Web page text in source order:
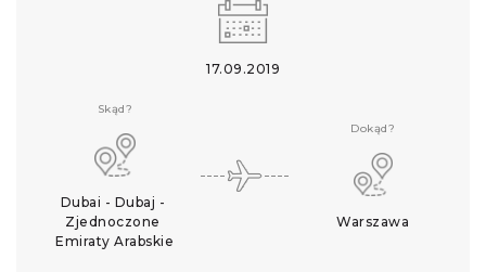
17.09.2019
Skąd?
Dubai - Dubaj -
Zjednoczone
Emiraty Arabskie
Dokąd?
Warszawa